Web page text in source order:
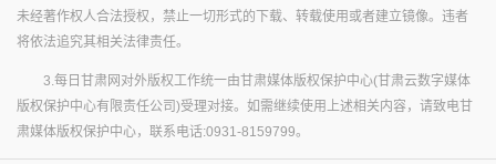
未经著作权人合法授权，禁止一切形式的下载、转载使用或者建立镜像。违者
将依法追究其相关法律责任。
3.每日甘肃网对外版权工作统一由甘肃媒体版权保护中心(甘肃云数字媒体
版权保护中心有限责任公司)受理对接。如需继续使用上述相关内容，请致电甘
肃媒体版权保护中心，联系电话:0931-8159799。